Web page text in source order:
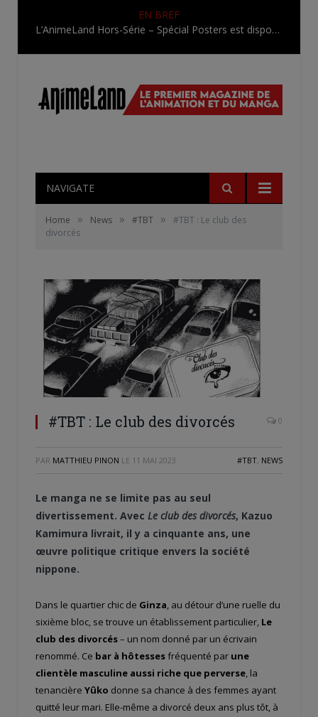
EN BREF
L’AnimeLand Hors-Série – Spécial Posters est disponible !
NAVIGATE
Home » News » #TBT »
#TBT : Le club des
divorcés
#TBT : Le club des divorcés 0
PAR MATTHIEU PINON LE 11 MAI 2023 #TBT, NEWS
Le manga ne se limite pas au seul
divertissement. Avec Le club des divorcés, Kazuo
Kamimura livrait, il y a cinquante ans, une
œuvre politique critique envers la société
nippone.
Dans le quartier chic de Ginza, au détour d’une ruelle du
sixième bloc, se trouve un établissement particulier, Le
club des divorcés– un nom donné par un écrivain
renommé. Ce bar à hôtessesfréquenté par une
clientèle masculine aussi riche que perverse, la
tenancière Yûko donne sa chance à des femmes ayant
quitté leur mari. Elle-même a divorcé deux ans plus tôt, à